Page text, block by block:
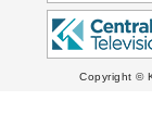
Copyright ©